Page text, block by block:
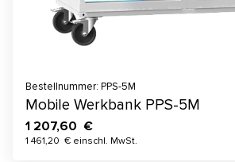
Bestellnummer: PPS-5M
Mobile Werkbank PPS-5M
1 207,60 €
1 461,20 € einschl. MwSt.